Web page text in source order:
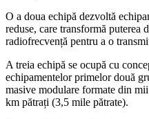
O a doua echipă dezvoltă
reduse, care transformă puterea
radiofrecvență pentru a o
A treia echipă se ocupă cu
echipamentelor primelor două
masive modulare formate din
km pătrați (3,5 mile pătrate).